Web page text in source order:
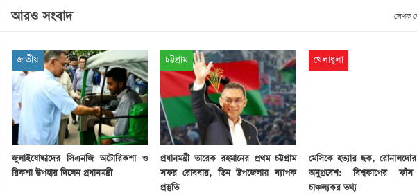
আরও সংবাদ লেখক
জাতীয়
জুলাইযোদ্ধাদের সিএনজি অটোরিকশা ও
রিকশা উপহার দিলেন প্রধানমন্ত্রী
চট্টগ্রাম
প্রধানমন্ত্রী তারেক রহমানের প্রথম চট্টগ্রাম
সফর রোববার, তিন উপজেলায় ব্যাপক
প্রস্তুতি
খেলাধুলা
মেসিকে হত্যার ছক,
অনুপ্রবেশ: বিশ্বকাপের
চাঞ্চল্যকর তথ্য
প্রচারণা
আর্কাইভ থেকে
স্বামীকে বেঁধে স্ত্রীকে গণধর্ষণ, ২
ধর্ষককে পুলিশে দিল মা-বাবা
আর্কাইভ থেকে
প্রস্তুত গাবতলীর হাট
আর্কাইভ থেকে
ঐতিহাসিক পাগলা
মসজিদ:দানবাক্সে মিলল রেকর্ড
৬ কোটি ৩২ লাখ টাকা
আর্কাইভ থেকে
৫ বছর পর পর নির্বাচনি